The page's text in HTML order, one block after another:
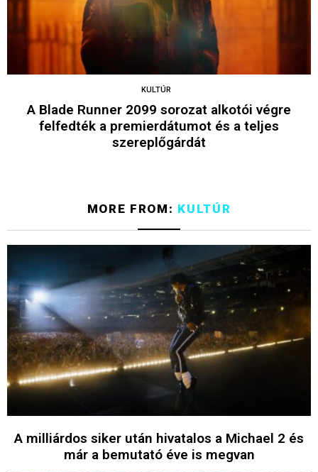
KULTÚR
A Blade Runner 2099 sorozat alkotói végre
felfedték a premierdátumot és a teljes
szereplőgárdát
MORE FROM: KULTÚR
A milliárdos siker után hivatalos a Michael 2 és
már a bemutató éve is megvan